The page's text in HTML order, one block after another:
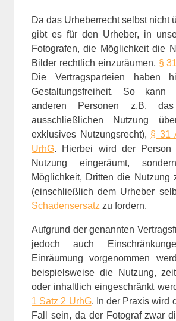
Da das Urheberrecht selbst nicht
gibt es für den Urheber, in
Fotografen, die Möglichkeit die
Bilder rechtlich einzuräumen, §
Die Vertragsparteien haben
Gestaltungsfreiheit. So kann
anderen Personen z.B.
ausschließlichen Nutzung
exklusives Nutzungsrecht), § 31
UrhG. Hierbei wird der
Nutzung eingeräumt,
Möglichkeit, Dritten die Nutzung
(einschließlich dem Urheber
Schadensersatz zu fordern.
Aufgrund der genannten
jedoch auch
Einräumung vorgenommen
beispielsweise die Nutzung,
oder inhaltlich eingeschränkt
1 Satz 2 UrhG. In der Praxis wird
Fall sein, da der Fotograf zwar